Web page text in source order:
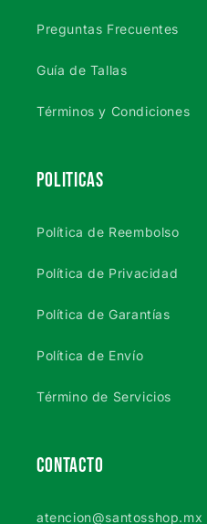
Preguntas Frecuentes
Guía de Tallas
Términos y Condiciones
POLITICAS
Política de Reembolso
Política de Privacidad
Política de Garantías
Política de Envío
Término de Servicios
CONTACTO
atencion@santosshop.mx